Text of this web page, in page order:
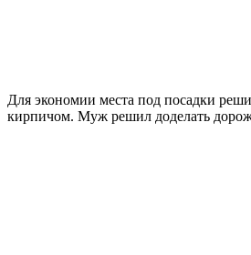
Для экономии места под посадки
кирпичом. Муж решил доделать